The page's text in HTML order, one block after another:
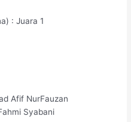
: Juara 1
Afif NurFauzan
Syabani